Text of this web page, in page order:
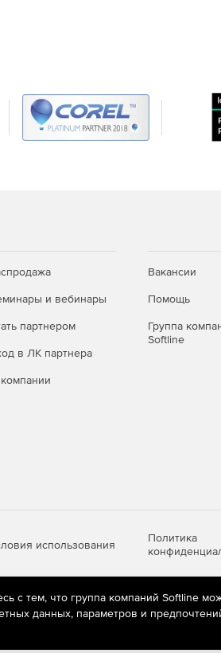
Р7-Офис, CommuniGate
используется для
защите информации.
и вебинары
партнером
в ЛК партнера
Вакансии
Помощь
Группа
Softline
использования
Политика
(информационные технологии
«Интернет», находящихся на
с тем, что группа компаний Softline
данных, параметров и